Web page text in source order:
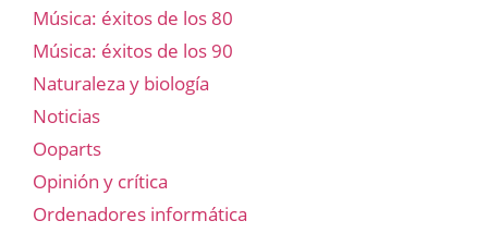
Música: éxitos de los 80
Música: éxitos de los 90
Naturaleza y biología
Noticias
Ooparts
Opinión y crítica
Ordenadores informática